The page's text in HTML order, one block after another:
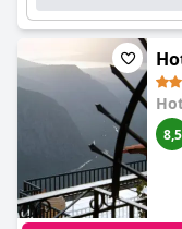
fantastinen, sillä
mukavat ja tarjoavat
Kaiken kaikkiaan
paikka upealla
8,5